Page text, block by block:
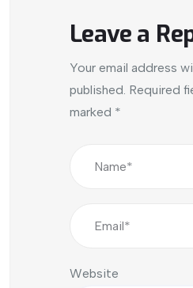
Leave a
Your email address
published. Required
marked *
Website